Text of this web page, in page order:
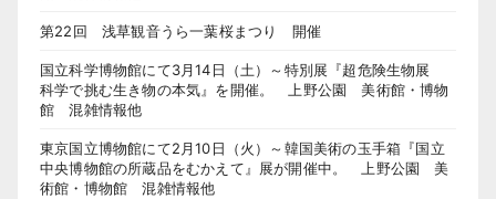
第22回 浅草観音うら一葉桜まつり 開催
国立科学博物館にて3月14日（土）～特別展『超危険生物展
科学で挑む生き物の本気』を開催。 上野公園 美術館・博物
館 混雑情報他
東京国立博物館にて2月10日（火）～韓国美術の玉手箱『国立
中央博物館の所蔵品をむかえて』展が開催中。 上野公園 美
術館・博物館 混雑情報他